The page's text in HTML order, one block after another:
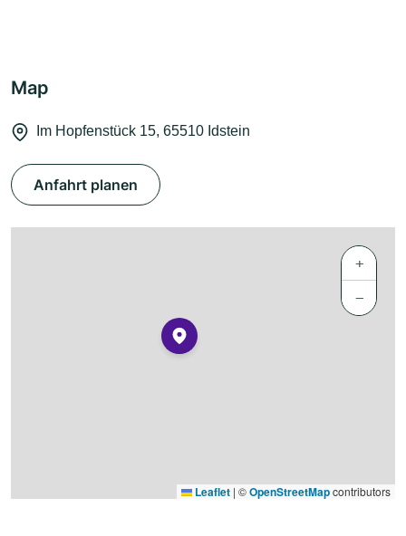
Map
Im Hopfenstück 15, 65510 Idstein
Anfahrt planen
+
−
Leaflet | ©OpenStreetMapcontributors